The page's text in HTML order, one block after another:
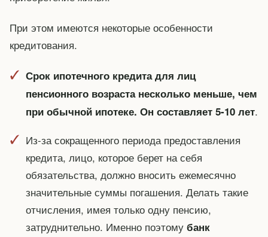
При этом имеются некоторые особенности
кредитования.
Срок ипотечного кредита для лиц
пенсионного возраста несколько меньше, чем
при обычной ипотеке. Он составляет 5-10 лет.
Из-за сокращенного периода предоставления
кредита, лицо, которое берет на себя
обязательства, должно вносить ежемесячно
значительные суммы погашения. Делать такие
отчисления, имея только одну пенсию,
затруднительно. Именно поэтому банк